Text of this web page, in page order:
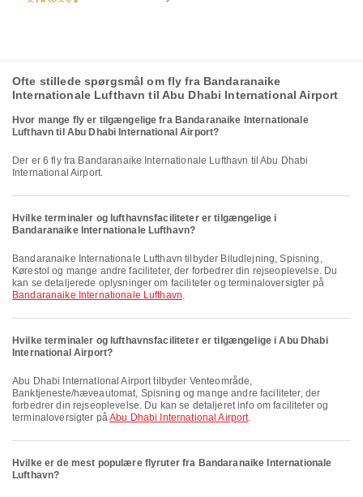
Ofte stillede spørgsmål om fly fra Bandaranaike
Internationale Lufthavn til Abu Dhabi International Airport
Hvor mange fly er tilgængelige fra Bandaranaike Internationale
Lufthavn til Abu Dhabi International Airport?
Der er 6 fly fra Bandaranaike Internationale Lufthavn til Abu Dhabi
International Airport.
Hvilke terminaler og lufthavnsfaciliteter er tilgængelige i
Bandaranaike Internationale Lufthavn?
Bandaranaike Internationale Lufthavn tilbyder Biludlejning, Spisning,
Kørestol og mange andre faciliteter, der forbedrer din rejseoplevelse. Du
kan se detaljerede oplysninger om faciliteter og terminaloversigter på
Bandaranaike Internationale Lufthavn.
Hvilke terminaler og lufthavnsfaciliteter er tilgængelige i Abu Dhabi
International Airport?
Abu Dhabi International Airport tilbyder Venteområde,
Banktjeneste/hæveautomat, Spisning og mange andre faciliteter, der
forbedrer din rejseoplevelse. Du kan se detaljeret info om faciliteter og
terminaloversigter påAbu Dhabi International Airport.
Hvilke er de mest populære flyruter fra Bandaranaike Internationale
Lufthavn?